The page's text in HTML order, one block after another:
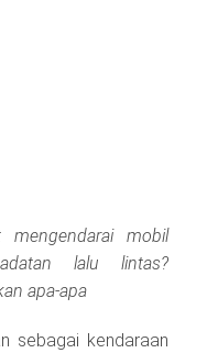
mobil
lalu lintas?
apa-apa
sebagai kendaraan